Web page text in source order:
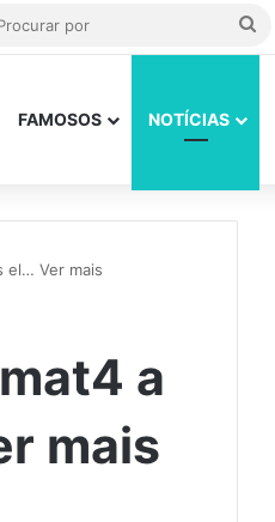
FAMOSOS NOTÍCIAS
el… Ver mais
a
mais